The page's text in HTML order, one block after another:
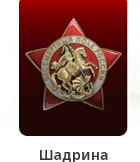
Шадрина